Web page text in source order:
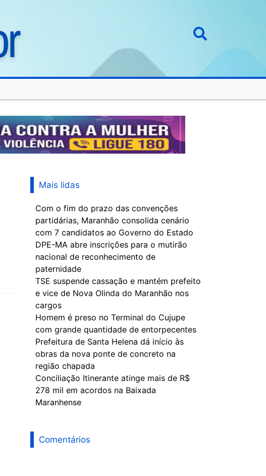
Mais lidas
Com o fim do prazo das convenções
partidárias, Maranhão consolida cenário
com 7 candidatos ao Governo do Estado
DPE-MA abre inscrições para o mutirão
nacional de reconhecimento de
paternidade
TSE suspende cassação e mantém prefeito
e vice de Nova Olinda do Maranhão nos
cargos
Homem é preso no Terminal do Cujupe
com grande quantidade de entorpecentes
Prefeitura de Santa Helena dá início às
obras da nova ponte de concreto na
região chapada
Conciliação Itinerante atinge mais de R$
278 mil em acordos na Baixada
Maranhense
Comentários